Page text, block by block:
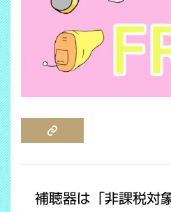
補聴器は「非課税対